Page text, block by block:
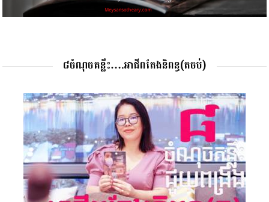
៨ចំណុចគន្លឹះ….អាជីពតែងនិពន្ធ(តចប់)